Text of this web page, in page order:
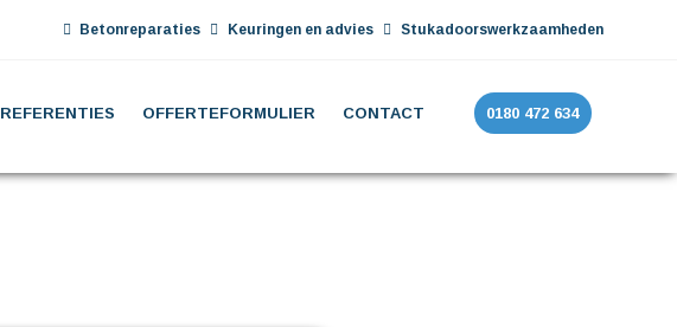
Betonreparaties Keuringen en advies Stukadoorswerkzaamheden
REFERENTIES OFFERTEFORMULIER CONTACT 0180 472 634